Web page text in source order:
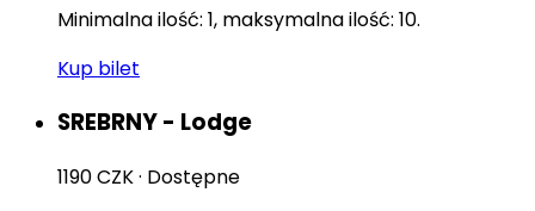
Minimalna ilość: 1, maksymalna ilość: 10.
Kup bilet
SREBRNY - Lodge
1190 CZK· Dostępne